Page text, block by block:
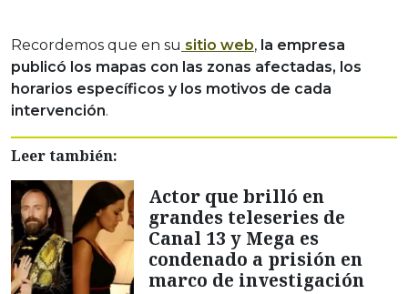
Recordemos que en su sitio web, la empresa
publicó los mapas con las zonas afectadas, los
horarios específicos y los motivos de cada
intervención.
Leer también:
Actor que brilló en
grandes teleseries de
Canal 13 y Mega es
condenado a prisión en
marco de investigación